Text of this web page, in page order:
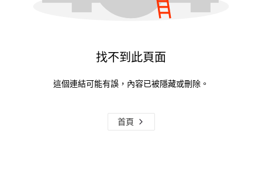
找不到此頁面
這個連結可能有誤，內容已被隱藏或刪除。
首頁